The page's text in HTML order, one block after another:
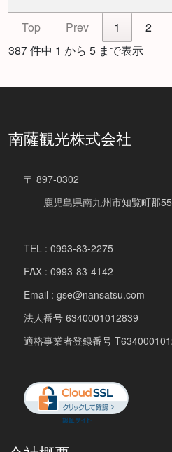
Top Prev 1 2
387 件中 1 から 5 まで表示
南薩観光株式会社
〒 897-0302
鹿児島県南九州市知覧町郡
TEL : 0993-83-2275
FAX : 0993-83-4142
Email : gse@nansatsu.com
法人番号 6340001012839
適格事業者登録番号